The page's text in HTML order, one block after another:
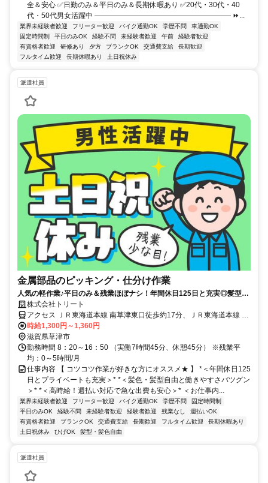
全＆安心 ✅日勤のみ＆平日のみ＆長期休暇あり ✅20代・30代・40
代・50代男女活躍中 ――――――――――――――――――― ⏩...
業界未経験者歓迎 フリーター歓迎 バイク通勤OK 学歴不問
車通勤OK
固定時間制
平日のみOK 経験不問 未経験者歓迎 午前
経験者歓迎
有資格者歓迎
研修あり 夕方 ブランクOK 交通費支給
長期歓迎
フルタイム歓迎
長期休暇あり 土日祝休み
派遣社員
金属部品のピッキング・仕分け作業
人気の軽作業♪平日のみ＆残業ほぼナシ！年間休日125日と充実◎髪型・
髪色自由/週払いOK/駐車場完備★
株式会社トリート
アクセス ＪＲ東海道本線 南草津東口徒歩約17分、ＪＲ東海道本線 瀬
田（滋賀県）南口徒歩約30分、ＪＲ東海道本線 草津（滋賀県）東口
徒歩約47分
時給1,300円～1,360円
滋賀県草津市
勤務時間 8：20～16：50 （実働7時間45分、休憩45分） ※残業平
均：0～5時間/月
仕事内容 【 コツコツ作業が好きな方にオススメ★ 】 *＜年間休日125
日とプライベートも充実＞* *＜髪色・髪型自由と働きやすさバツグン
＞* *＜高時給！週払い対応で急な出費も安心＞* ＜お仕事内...
業界未経験者歓迎 フリーター歓迎 バイク通勤OK 学歴不問
固定時間制
平日のみOK
経験不問 未経験者歓迎 経験者歓迎 残業なし
週払いOK
有資格者歓迎
ブランクOK 交通費支給 長期歓迎 フルタイム歓迎
長期休暇あり
土日祝休み
ひげOK 髪型・髪色自由
派遣社員